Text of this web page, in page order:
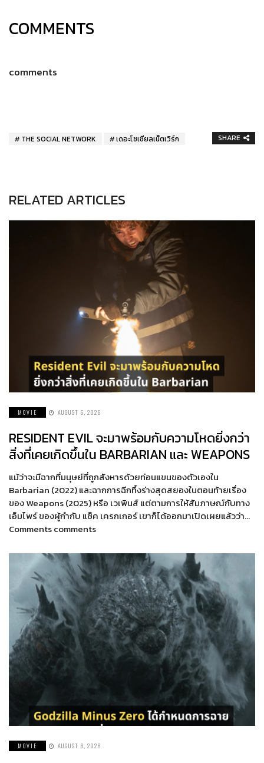
COMMENTS
comments
THE SOCIAL NETWORK เดอะโซเชียลเน็ตเวิร์ก SHARE
RELATED ARTICLES
MOVIE AUGUST 6, 2026
RESIDENT EVIL จะมาพร้อมกับความโหดยิ่งกว่า
สิ่งที่เคยเกิดขึ้นใน BARBARIAN และ WEAPONS
แม้ว่าจะมีฉากที่มนุษย์ที่ถูกสังหารด้วยท่อนแขนของตัวเองใน
Barbarian (2022) และฉากการฉีกทึ้งร่างสุดสยองในตอนท้ายเรื่อง
ของ Weapons (2025) หรือ เวเพินส์ แต่ตามการให้สัมภาษณ์กับทาง
เอ็มไพร์ ของผู้กำกับ แซ็ค เครกเกอร์ เขาก็ได้ออกมาเปิดเผยแล้วว่า…
Comments comments
MOVIE AUGUST 6, 2026